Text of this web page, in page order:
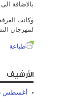
بالاضافة
وكانت
لمهرجان
طباعة
الأرشيف
أغسطس 2026